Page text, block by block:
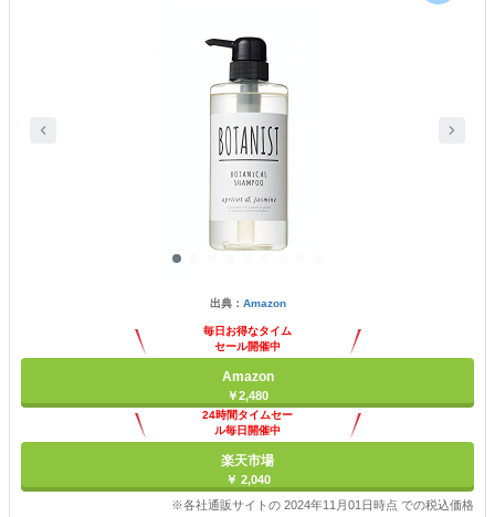
出典： Amazon
毎日お得なタイム
セール開催中
Amazon
￥2,480
24時間タイムセー
ル毎日開催中
楽天市場
￥ 2,040
※各社通販サイトの 2024年11月01日時点 での税込価格